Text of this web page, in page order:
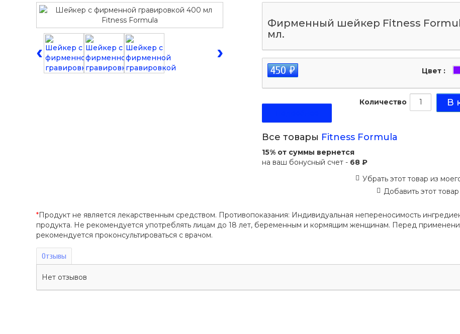
‹ ›
Фирменный шейкер Fitness
мл.
Цвет :
450 ₽
Количество
Все товары Fitness Formula
15% от суммы вернется
на ваш бонусный счет - 68 ₽
Убрать этот товар из
Добавить этот
*Продукт не является лекарственным средством. Противопоказания: Индивидуальная непереносимость
продукта. Не рекомендуется употреблять лицам до 18 лет, беременным и кормящим женщинам. Перед
рекомендуется проконсультироваться с врачом.
Отзывы
Нет отзывов